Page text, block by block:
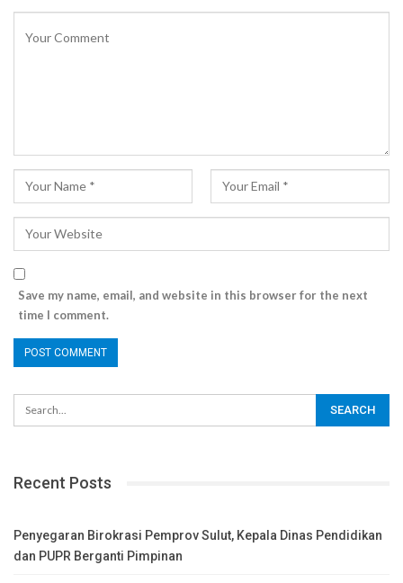
Save my name, email, and website in this browser for the next
time I comment.
Recent Posts
Penyegaran Birokrasi Pemprov Sulut, Kepala Dinas Pendidikan
dan PUPR Berganti Pimpinan